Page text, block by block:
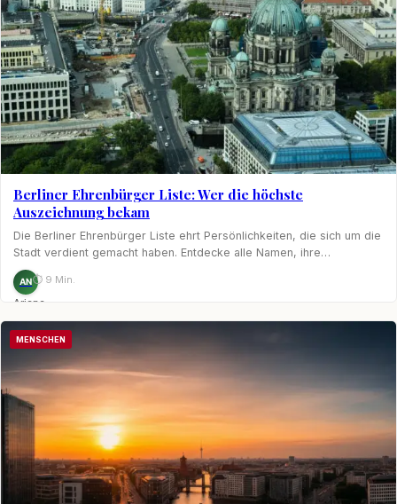
Berliner Ehrenbürger Liste: Wer die höchste
Auszeichnung bekam
Die Berliner Ehrenbürger Liste ehrt Persönlichkeiten, die sich um die
Stadt verdient gemacht haben. Entdecke alle Namen, ihre…
AN
Ariane
Nagel
⏱ 9 Min.
MENSCHEN